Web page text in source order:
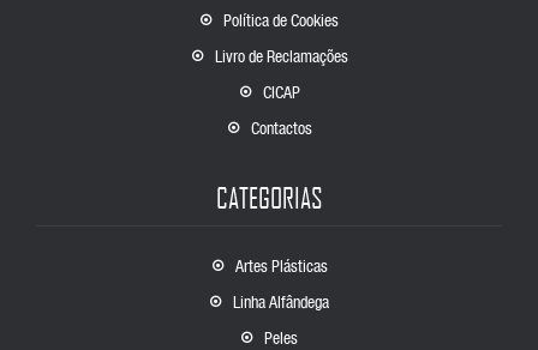
Política de Cookies
Livro de Reclamações
CICAP
Contactos
CATEGORIAS
Artes Plásticas
Linha Alfândega
Peles